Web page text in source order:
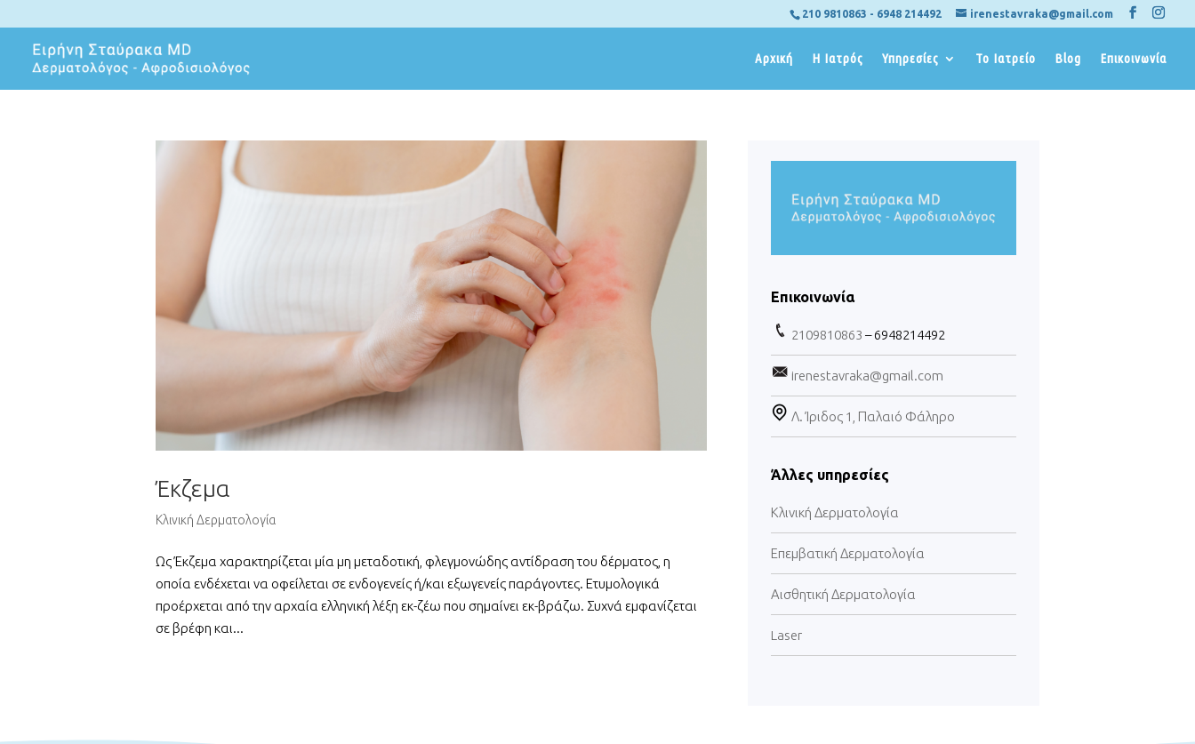
210 9810863 - 6948 214492 irenestavraka@gmail.com
Αρχική Η Ιατρός Υπηρεσίες Το Ιατρείο Blog Επικοινωνία
Έκζεμα
Κλινική Δερματολογία
Ως Έκζεμα χαρακτηρίζεται μία μη μεταδοτική, φλεγμονώδης αντίδραση του δέρματος, η
οποία ενδέχεται να οφείλεται σε ενδογενείς ή/και εξωγενείς παράγοντες. Ετυμολογικά
προέρχεται από την αρχαία ελληνική λέξη εκ-ζέω που σημαίνει εκ-βράζω. Συχνά εμφανίζεται
σε βρέφη και...
Επικοινωνία
2109810863 – 6948214492
irenestavraka@gmail.com
Λ. Ίριδος 1, Παλαιό Φάληρο
Άλλες υπηρεσίες
Κλινική Δερματολογία
Επεμβατική Δερματολογία
Αισθητική Δερματολογία
Laser